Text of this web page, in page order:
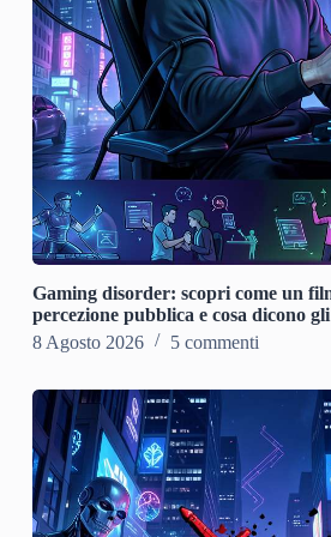
Gaming disorder: scopri come un
percezione pubblica e cosa dicono
8 Agosto 2026
5 commenti